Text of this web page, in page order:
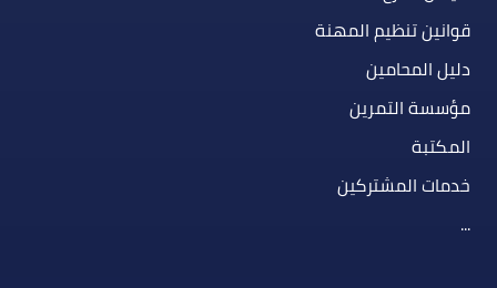
قوانين تنظيم المهنة
دليل المحامين
مؤسسة التمرين
المكتبة
خدمات المشتركين
...